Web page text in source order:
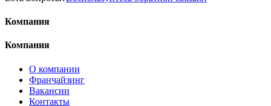
Компания
Компания
О компании
Франчайзинг
Вакансии
Контакты